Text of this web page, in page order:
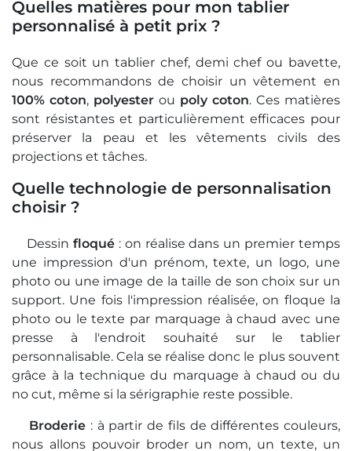
Quelles matières pour mon tablier
personnalisé à petit prix ?
Que ce soit un tablier chef, demi chef ou bavette,
nous recommandons de choisir un vêtement en
100% coton, polyester ou poly coton. Ces matières
sont résistantes et particulièrement efficaces pour
préserver la peau et les vêtements civils des
projections et tâches.
Quelle technologie de personnalisation
choisir ?
Dessin floqué : on réalise dans un premier temps
une impression d'un prénom, texte, un logo, une
photo ou une image de la taille de son choix sur un
support. Une fois l'impression réalisée, on floque la
photo ou le texte par marquage à chaud avec une
presse à l'endroit souhaité sur le tablier
personnalisable. Cela se réalise donc le plus souvent
grâce à la technique du marquage à chaud ou du
no cut, même si la sérigraphie reste possible.
Broderie : à partir de fils de différentes couleurs,
nous allons pouvoir broder un nom, un texte, un